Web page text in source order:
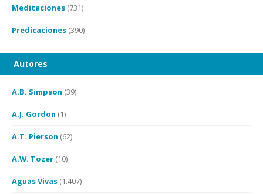
Meditaciones (731)
Predicaciones (390)
Autores
A.B. Simpson (39)
A.J. Gordon (1)
A.T. Pierson (62)
A.W. Tozer (10)
Aguas Vivas (1.407)